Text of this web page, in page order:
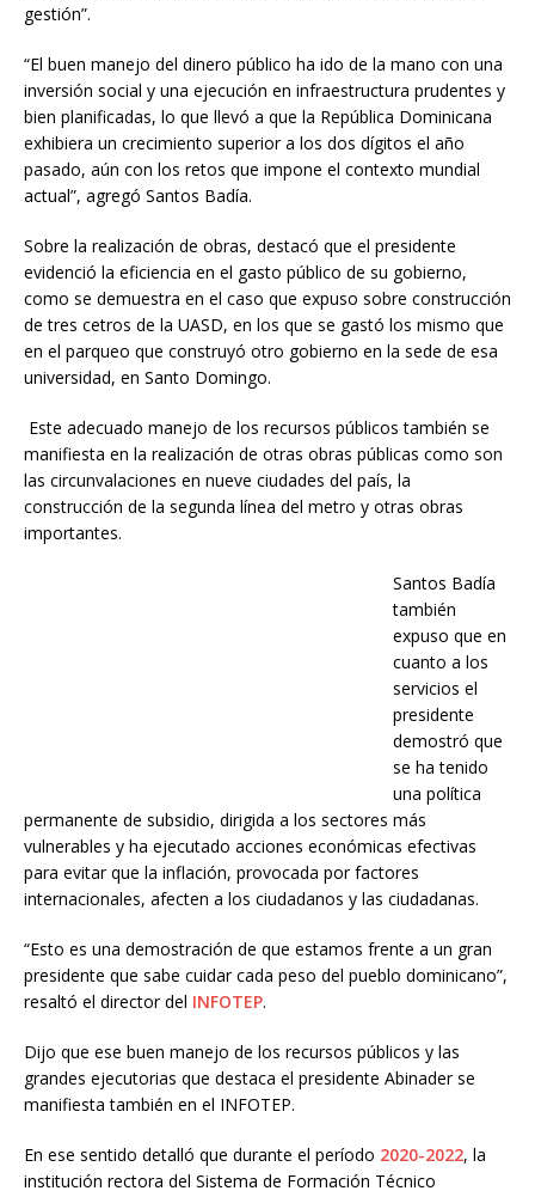
gestión”.
“El buen manejo del dinero público ha ido de la mano con una
inversión social y una ejecución en infraestructura prudentes y
bien planificadas, lo que llevó a que la República Dominicana
exhibiera un crecimiento superior a los dos dígitos el año
pasado, aún con los retos que impone el contexto mundial
actual”, agregó Santos Badía.
Sobre la realización de obras, destacó que el presidente
evidenció la eficiencia en el gasto público de su gobierno,
como se demuestra en el caso que expuso sobre construcción
de tres cetros de la UASD, en los que se gastó los mismo que
en el parqueo que construyó otro gobierno en la sede de esa
universidad, en Santo Domingo.
Este adecuado manejo de los recursos públicos también se
manifiesta en la realización de otras obras públicas como son
las circunvalaciones en nueve ciudades del país, la
construcción de la segunda línea del metro y otras obras
importantes.
Santos Badía
también
expuso que en
cuanto a los
servicios el
presidente
demostró que
se ha tenido
una política
permanente de subsidio, dirigida a los sectores más
vulnerables y ha ejecutado acciones económicas efectivas
para evitar que la inflación, provocada por factores
internacionales, afecten a los ciudadanos y las ciudadanas.
“Esto es una demostración de que estamos frente a un gran
presidente que sabe cuidar cada peso del pueblo dominicano”,
resaltó el director del INFOTEP.
Dijo que ese buen manejo de los recursos públicos y las
grandes ejecutorias que destaca el presidente Abinader se
manifiesta también en el INFOTEP.
En ese sentido detalló que durante el período 2020-2022, la
institución rectora del Sistema de Formación Técnico